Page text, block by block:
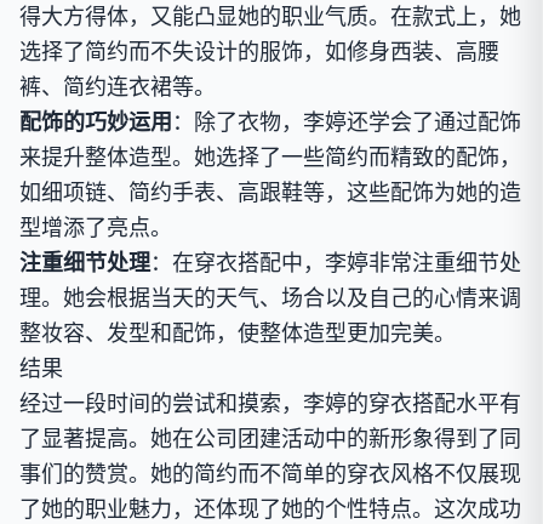
得大方得体，又能凸显她的职业气质。在款式上，她
选择了简约而不失设计的服饰，如修身西装、高腰
裤、简约连衣裙等。
配饰的巧妙运用：除了衣物，李婷还学会了通过配饰
来提升整体造型。她选择了一些简约而精致的配饰，
如细项链、简约手表、高跟鞋等，这些配饰为她的造
型增添了亮点。
注重细节处理：在穿衣搭配中，李婷非常注重细节处
理。她会根据当天的天气、场合以及自己的心情来调
整妆容、发型和配饰，使整体造型更加完美。
结果
经过一段时间的尝试和摸索，李婷的穿衣搭配水平有
了显著提高。她在公司团建活动中的新形象得到了同
事们的赞赏。她的简约而不简单的穿衣风格不仅展现
了她的职业魅力，还体现了她的个性特点。这次成功